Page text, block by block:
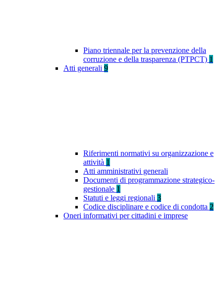
Piano triennale per la prevenzione della
corruzione e della trasparenza (PTPCT) 1
Atti generali 9
Riferimenti normativi su organizzazione e
attività 1
Atti amministrativi generali
Documenti di programmazione strategico-
gestionale 1
Statuti e leggi regionali 3
Codice disciplinare e codice di condotta 2
Oneri informativi per cittadini e imprese